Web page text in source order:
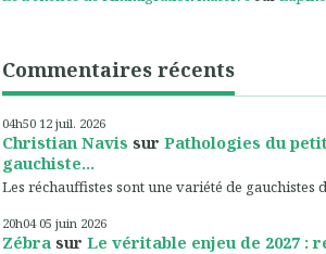
Commentaires récents
04h50 12 juil. 2026
Christian Navis sur Pathologies du
gauchiste...
Les réchauffistes sont une variété de gauchistes
20h04 05 juin 2026
Zébra sur Le véritable enjeu de 2027 :